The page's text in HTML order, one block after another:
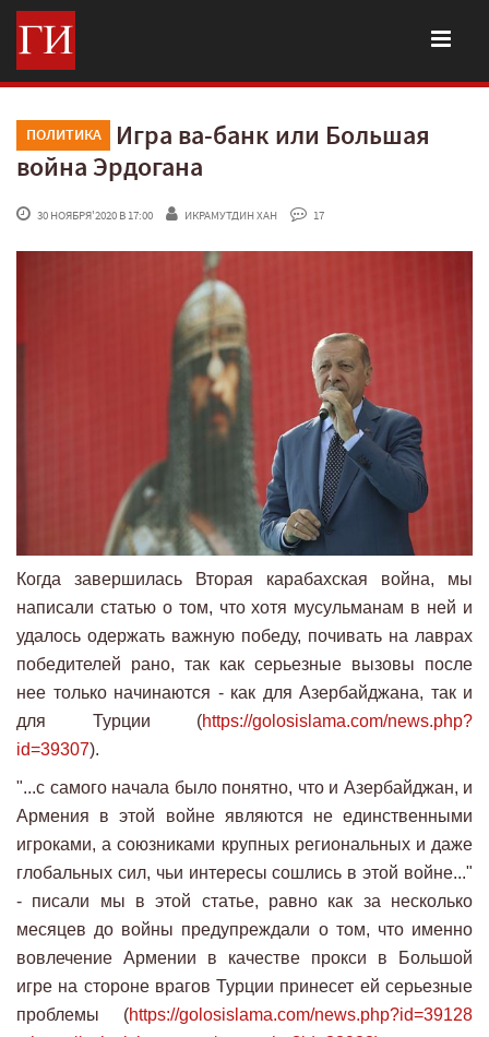
ПОЛИТИКА
Игра ва-банк или Большая
война Эрдогана
30 НОЯБРЯ'2020 В 17:00 ИКРАМУТДИН ХАН 17
Когда завершилась Вторая карабахская война, мы
написали статью о том, что хотя мусульманам в ней и
удалось одержать важную победу, почивать на лаврах
победителей рано, так как серьезные вызовы после
нее только начинаются - как для Азербайджана, так и
для Турции (https://golosislama.com/news.php?
id=39307).
"...с самого начала было понятно, что и Азербайджан, и
Армения в этой войне являются не единственными
игроками, а союзниками крупных региональных и даже
глобальных сил, чьи интересы сошлись в этой войне..."
- писали мы в этой статье, равно как за несколько
месяцев до войны предупреждали о том, что именно
вовлечение Армении в качестве прокси в Большой
игре на стороне врагов Турции принесет ей серьезные
проблемы (https://golosislama.com/news.php?id=39128